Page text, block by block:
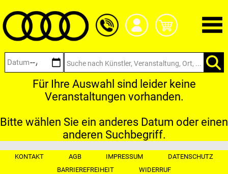
Hauptinhalt
springen
Für Ihre Auswahl sind leider keine
Veranstaltungen vorhanden.
Bitte wählen Sie ein anderes Datum oder einen
anderen Suchbegriff.
KONTAKT AGB IMPRESSUM
DATENSCHUTZ
BARRIEREFREIHEIT
WIDERRUF